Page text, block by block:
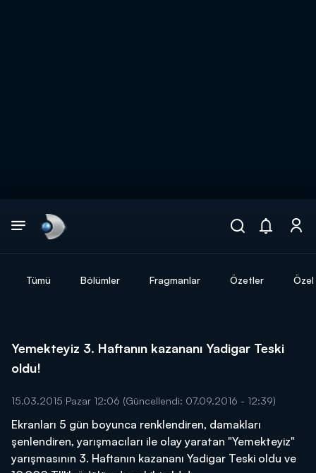
Tümü Bölümler Fragmanlar Özetler
Yemekteyiz 3. Haftanın kazananı Yadigar Teski
oldu!
15.03.2015 Pazar 12:06 (Güncellendi: 07.09.2016 - 12:39)
Ekranları 5 gün boyunca renklendiren, damakları
şenlendiren, yarışmacıları ile olay yaratan "Yemekteyiz"
yarışmasının 3. Haftanın kazananı Yadigar Teski oldu ve